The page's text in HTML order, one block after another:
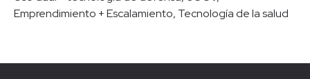
Emprendimiento + Escalamiento, Tecnología de la salud